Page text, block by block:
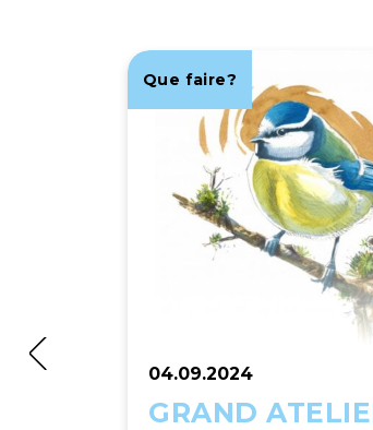
Que faire?
04.09.2024
GRAND